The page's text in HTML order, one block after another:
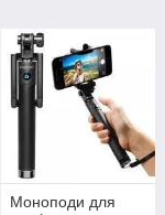
Моноподи для